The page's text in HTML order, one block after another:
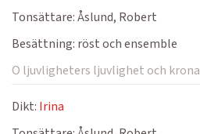
Tonsättare:Åslund, Robert
Besättning: röst och ensemble
O ljuvligheters ljuvlighet och krona
Dikt: Irina